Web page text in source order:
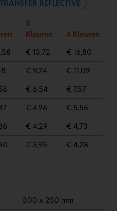
TRANSFER REFLECTIVE
3
Kleuren
4 Kleuren
€ 13,72
€ 16,80
€ 9,24
€ 11,09
€ 6,54
€ 7,57
€ 4,96
€ 5,56
€ 4,29
€ 4,73
€ 3,95 € 4,28
300 x 250 mm